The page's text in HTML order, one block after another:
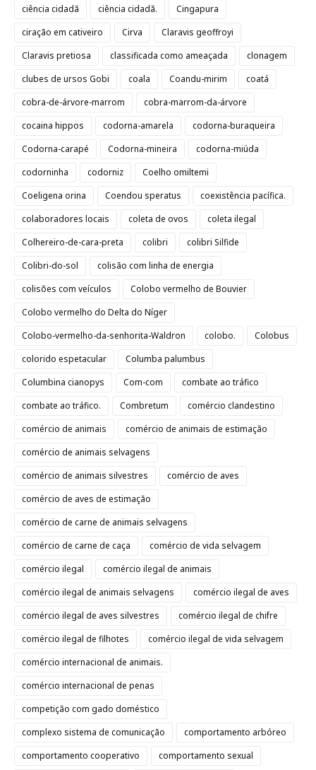
ciência cidadã
ciência cidadã.
Cingapura
ciração em cativeiro
Cirva
Claravis geoffroyi
Claravis pretiosa
classificada como ameaçada
clonagem
clubes de ursos Gobi
coala Coandu-mirim
coatá
cobra-de-árvore-marrom
cobra-marrom-da-árvore
cocaina hippos
codorna-amarela
codorna-buraqueira
Codorna-carapé
Codorna-mineira
codorna-miúda
codorninha
codorniz
Coelho omiltemi
Coeligena orina
Coendou speratus
coexistência pacífica.
colaboradores locais
coleta de ovos
coleta ilegal
Colhereiro-de-cara-preta
colibri
colibri Silfide
Colibri-do-sol
colisão com linha de energia
colisões com veículos
Colobo vermelho de Bouvier
Colobo vermelho do Delta do Níger
Colobo-vermelho-da-senhorita-Waldron
colobo.
Colobus
colorido espetacular
Columba palumbus
Columbina cianopys
Com-com
combate ao tráfico
combate ao tráfico.
Combretum
comércio clandestino
comércio de animais
comércio de animais de estimação
comércio de animais selvagens
comércio de animais silvestres
comércio de aves
comércio de aves de estimação
comércio de carne de animais selvagens
comércio de carne de caça
comércio de vida selvagem
comércio ilegal
comércio ilegal de animais
comércio ilegal de animais selvagens
comércio ilegal de aves
comércio ilegal de aves silvestres
comércio ilegal de chifre
comércio ilegal de filhotes
comércio ilegal de vida selvagem
comércio internacional de animais.
comércio internacional de penas
competição com gado doméstico
complexo sistema de comunicação
comportamento arbóreo
comportamento cooperativo
comportamento sexual